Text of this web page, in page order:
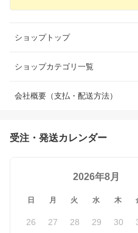
ショップトップ
ショップカテゴリ一覧
会社概要（支払・配送方法）
受注・発送カレンダー
2026年8月
日 月 火 水 木
26 27 28 29 30